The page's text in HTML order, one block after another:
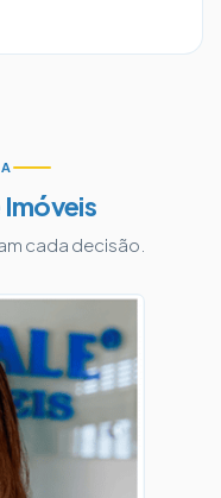
Imóveis
cada decisão.